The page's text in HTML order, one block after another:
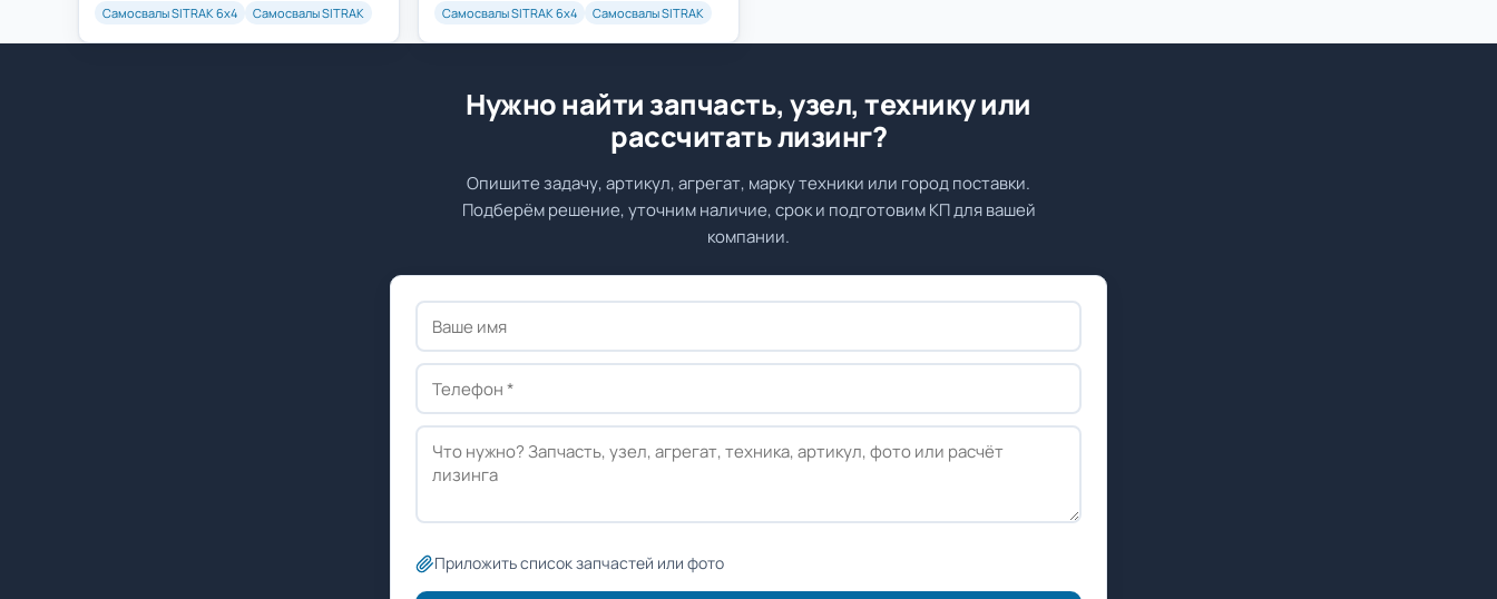
Самосвалы SITRAK 6х4 Самосвалы SITRAK Самосвалы SITRAK 6х4 Самосвалы SITRAK
Нужно найти запчасть, узел, технику или
рассчитать лизинг?
Опишите задачу, артикул, агрегат, марку техники или город поставки.
Подберём решение, уточним наличие, срок и подготовим КП для вашей
компании.
Приложить список запчастей или фото